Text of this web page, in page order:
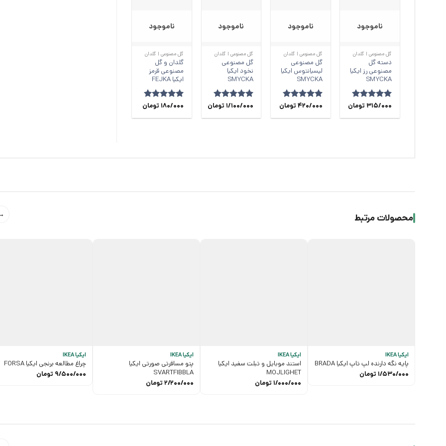
ناموجود
گل مصنوعی | گلدان
دسته گل
مصنوعی رز ایکیا
SMYCKA
امتیاز5 از 315/000 تومان
ناموجود
گل مصنوعی | گلدان
گل مصنوعی
لیسیانتوس ایکیا
SMYCKA
امتیاز5 از 420/000 تومان
ناموجود
گل مصنوعی | گلدان
گل مصنوعی
نخود ایکیا
SMYCKA
امتیاز5از1/100/000 تومان
ناموجود
گل مصنوعی | گلدان
گلدان و گل
مصنوعی قرمز
ایکیا FEJKA
امتیاز5از 180/000 تومان
محصولات مرتبط
ایکیا IKEA
پایه نگه دارنده لپ تاپ ایکیا BRADA
1/530/000 تومان
ایکیا IKEA
استند موبایل و تبلت سفید ایکیا
MOJLIGHET
1/000/000 تومان
ایکیا IKEA
پتو مسافرتی صورتی ایکیا
SVARTFIBBLA
2/200/000 تومان
ایکیا IKEA
چراغ ‌مطالعه برنجی ایکیا FORSA
9/500/000 تومان